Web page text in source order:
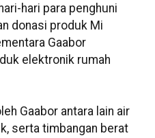
hari para penghuni
donasi produk Mi
Gaabor
elektronik rumah
Gaabor antara lain air
serta timbangan berat